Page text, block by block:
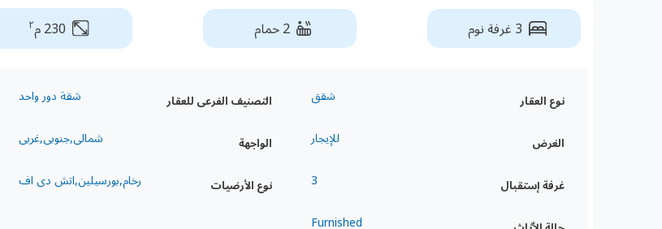
3 غرفة نوم 2 حمام 230 م ٢
نوع العقار شقق التصنيف الفرعى للعقار شقة دور واحد
الغرض للإيجار الواجهة شمالى,جنوبى,غربى
غرفة إستقبال 3 نوع الأرضيات رخام,بورسيلين,اتش دى اف
Furnished